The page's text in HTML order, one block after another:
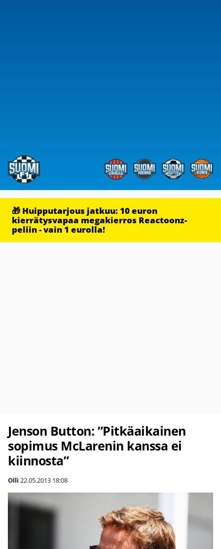
🎁 Huipputarjous jatkuu: 10 euron
kierrätysvapaa megakierros Reactoonz-
peliin - vain 1 eurolla!
Jenson Button: ”Pitkäaikainen
sopimus McLarenin kanssa ei
kiinnosta”
Olli 22.05.2013 18:08